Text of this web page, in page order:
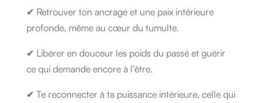
✔ Retrouver ton ancrage et une paix intérieure
profonde, même au cœur du tumulte.
✔ Libérer en douceur les poids du passé et guérir
ce qui demande encore à l’être.
✔ Te reconnecter à ta puissance intérieure, celle qui